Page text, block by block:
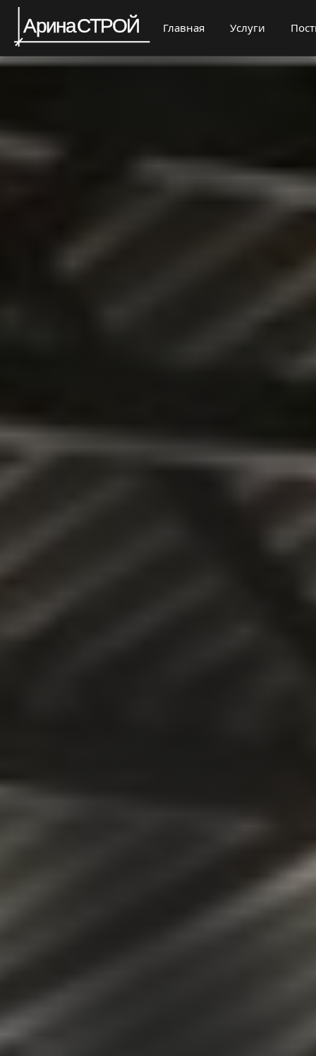
Главная Услуги